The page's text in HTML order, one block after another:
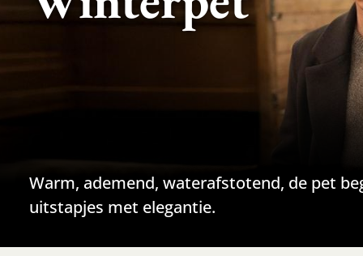
Warm, ademend, waterafstotend, de pet
uitstapjes met elegantie.